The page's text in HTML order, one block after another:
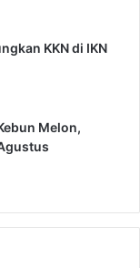
KKN di IKN
Melon,